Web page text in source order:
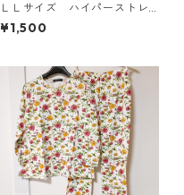
ＬＬサイズ ハイパーストレ
ッチ センタープレスパン
ツ ブラック KAE-4704
¥1,500